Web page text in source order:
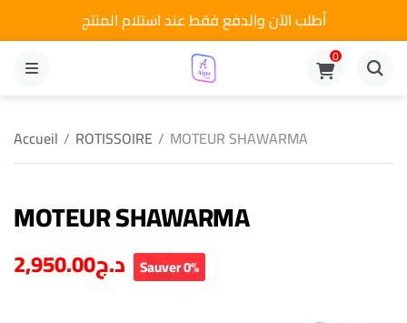
أطلب الآن والدفع فقط عند استلام المنتج
MENU
0
Accueil / ROTISSOIRE / MOTEUR SHAWARMA
MOTEUR SHAWARMA
د.ج2,950.00 Sauver 0%